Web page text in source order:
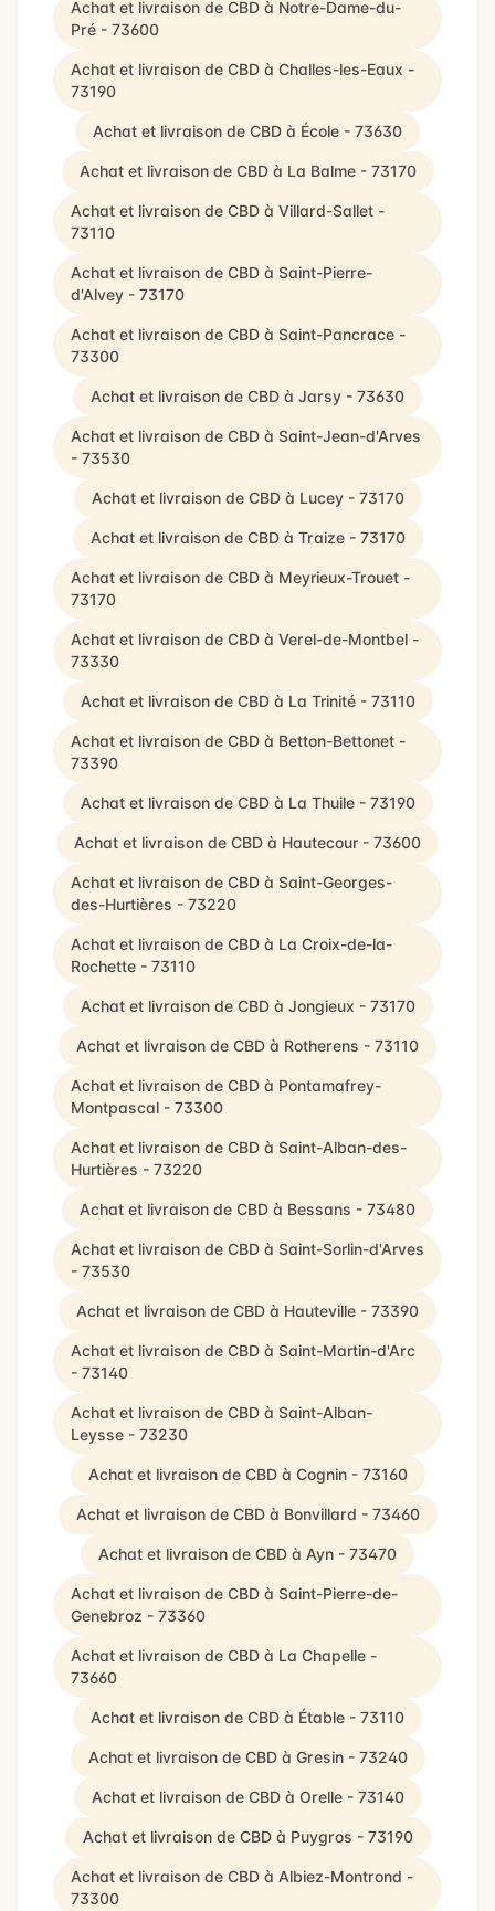
Achat et livraison de CBD à Notre-Dame-du-
Pré - 73600
Achat et livraison de CBD à Challes-les-Eaux -
73190
Achat et livraison de CBD à École - 73630
Achat et livraison de CBD à La Balme - 73170
Achat et livraison de CBD à Villard-Sallet -
73110
Achat et livraison de CBD à Saint-Pierre-
d'Alvey - 73170
Achat et livraison de CBD à Saint-Pancrace -
73300
Achat et livraison de CBD à Jarsy - 73630
Achat et livraison de CBD à Saint-Jean-d'Arves
- 73530
Achat et livraison de CBD à Lucey - 73170
Achat et livraison de CBD à Traize - 73170
Achat et livraison de CBD à Meyrieux-Trouet -
73170
Achat et livraison de CBD à Verel-de-Montbel -
73330
Achat et livraison de CBD à La Trinité - 73110
Achat et livraison de CBD à Betton-Bettonet -
73390
Achat et livraison de CBD à La Thuile - 73190
Achat et livraison de CBD à Hautecour - 73600
Achat et livraison de CBD à Saint-Georges-
des-Hurtières - 73220
Achat et livraison de CBD à La Croix-de-la-
Rochette - 73110
Achat et livraison de CBD à Jongieux - 73170
Achat et livraison de CBD à Rotherens - 73110
Achat et livraison de CBD à Pontamafrey-
Montpascal - 73300
Achat et livraison de CBD à Saint-Alban-des-
Hurtières - 73220
Achat et livraison de CBD à Bessans - 73480
Achat et livraison de CBD à Saint-Sorlin-d'Arves
- 73530
Achat et livraison de CBD à Hauteville - 73390
Achat et livraison de CBD à Saint-Martin-d'Arc
- 73140
Achat et livraison de CBD à Saint-Alban-
Leysse - 73230
Achat et livraison de CBD à Cognin - 73160
Achat et livraison de CBD à Bonvillard - 73460
Achat et livraison de CBD à Ayn - 73470
Achat et livraison de CBD à Saint-Pierre-de-
Genebroz - 73360
Achat et livraison de CBD à La Chapelle -
73660
Achat et livraison de CBD à Étable - 73110
Achat et livraison de CBD à Gresin - 73240
Achat et livraison de CBD à Orelle - 73140
Achat et livraison de CBD à Puygros - 73190
Achat et livraison de CBD à Albiez-Montrond -
73300